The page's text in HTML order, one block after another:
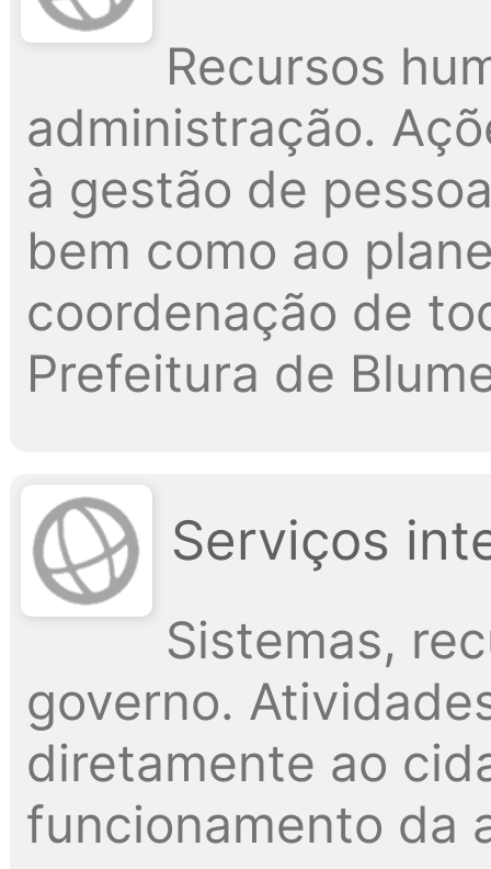
Recursos
administração.
à gestão de
bem como ao
coordenação de
Prefeitura de
Serviços
Sistemas,
governo.
diretamente ao
funcionamento da